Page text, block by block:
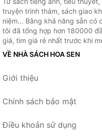
truyện trinh thám, sách giao
niệm... Bằng khả năng sẵn
tôi đã tổng hợp hơn 180000
giá, tìm giá rẻ nhất trước khi
VỀ NHÀ SÁCH HOA SEN
Giới thiệu
Chính sách bảo mật
Điều khoản sử dụng